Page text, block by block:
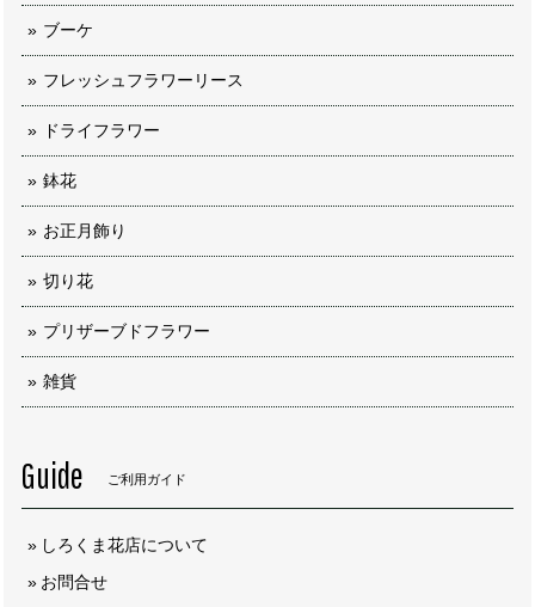
ブーケ
フレッシュフラワーリース
ドライフラワー
鉢花
お正月飾り
切り花
プリザーブドフラワー
雑貨
Guide ご利用ガイド
しろくま花店について
お問合せ